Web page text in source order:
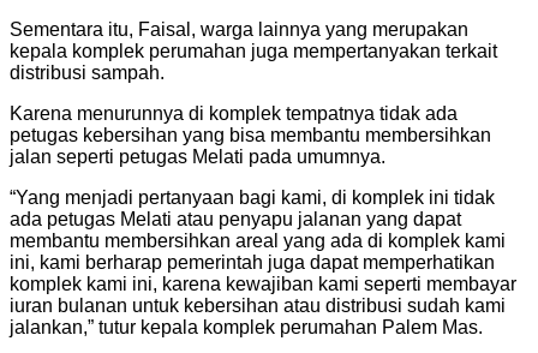
Sementara itu, Faisal, warga lainnya yang merupakan
kepala komplek perumahan juga mempertanyakan terkait
distribusi sampah.
Karena menurunnya di komplek tempatnya tidak ada
petugas kebersihan yang bisa membantu membersihkan
jalan seperti petugas Melati pada umumnya.
“Yang menjadi pertanyaan bagi kami, di komplek ini tidak
ada petugas Melati atau penyapu jalanan yang dapat
membantu membersihkan areal yang ada di komplek kami
ini, kami berharap pemerintah juga dapat memperhatikan
komplek kami ini, karena kewajiban kami seperti membayar
iuran bulanan untuk kebersihan atau distribusi sudah kami
jalankan,” tutur kepala komplek perumahan Palem Mas.